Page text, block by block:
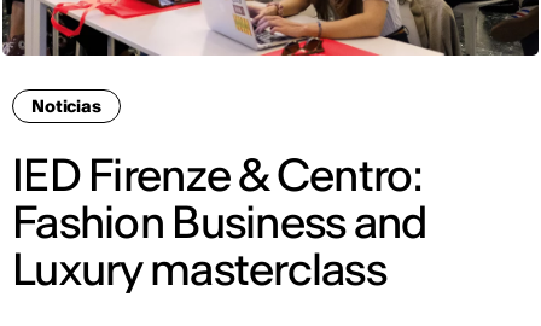
Noticias
IED Firenze & Centro:
Fashion Business and
Luxury masterclass